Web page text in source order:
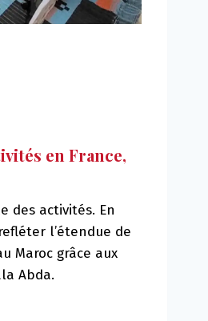
en France,
des activités. En
l’étendue de
Maroc grâce aux
Abda.